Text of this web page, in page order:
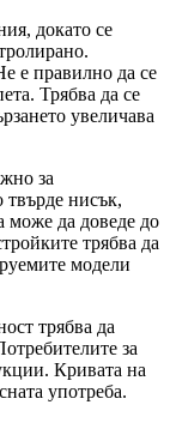
докато се
е правилно да се
Трябва да се
увеличава
за
твърде нисък,
може да доведе до
трябва да
модели
трябва да
за
Кривата на
употреба.